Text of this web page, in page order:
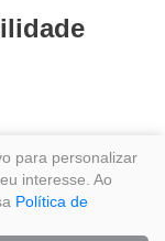
para personalizar
interesse. Ao
Política de